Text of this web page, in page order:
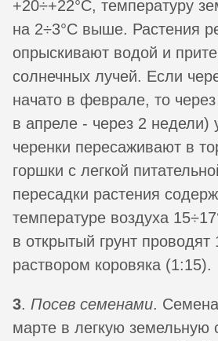
+20÷+22°C, температуру
на 2÷3°C выше. Растения
опрыскивают водой и
солнечных лучей. Если
начато в феврале, то
в апреле - через 2 недели)
черенки пересаживают в
горшки с легкой
пересадки растения
температуре воздуха
в открытый грунт проводят
раствором коровяка (1:15).
3. Посев семенами.
марте в легкую земельную